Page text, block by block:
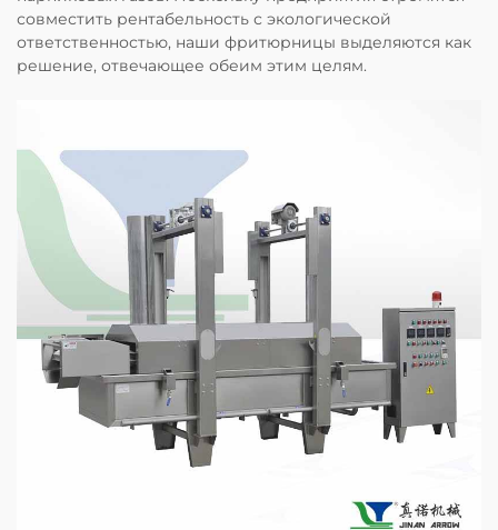
совместить рентабельность с экологической
ответственностью, наши фритюрницы выделяются как
решение, отвечающее обеим этим целям.